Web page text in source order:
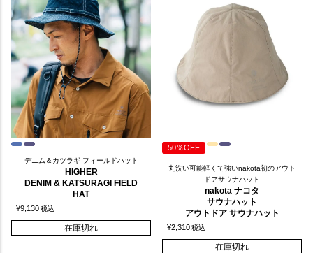
デニム＆カツラギ フィールドハット
HIGHER
DENIM & KATSURAGI FIELD
HAT
¥9,130税込
在庫切れ
50％OFF
丸洗い可能軽くて強いnakota初のアウト
ドアサウナハット
nakota ナコタ
サウナハット
アウトドア サウナハット
¥2,310税込
在庫切れ